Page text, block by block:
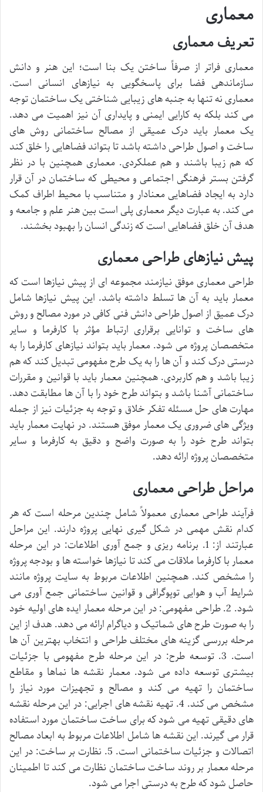
معماری
تعریف معماری
معماری فراتر از صرفاً ساختن یک بنا است؛ این هنر و دانش
سازماندهی فضا برای پاسخگویی به نیازهای انسانی است.
معماری نه تنها به جنبه های زیبایی شناختی یک ساختمان توجه
می کند بلکه به کارایی ایمنی و پایداری آن نیز اهمیت می دهد.
یک معمار باید درک عمیقی از مصالح ساختمانی روش های
ساخت و اصول طراحی داشته باشد تا بتواند فضاهایی را خلق کند
که هم زیبا باشند و هم عملکردی. معماری همچنین با در نظر
گرفتن بستر فرهنگی اجتماعی و محیطی که ساختمان در آن قرار
دارد به ایجاد فضاهایی معنادار و متناسب با محیط اطراف کمک
می کند. به عبارت دیگر معماری پلی است بین هنر علم و جامعه و
هدف آن خلق فضاهایی است که زندگی انسان را بهبود بخشند.
پیش نیازهای طراحی معماری
طراحی معماری موفق نیازمند مجموعه ای از پیش نیازها است که
معمار باید به آن ها تسلط داشته باشد. این پیش نیازها شامل
درک عمیق از اصول طراحی دانش فنی کافی در مورد مصالح و روش
های ساخت و توانایی برقراری ارتباط مؤثر با کارفرما و سایر
متخصصان پروژه می شود. معمار باید بتواند نیازهای کارفرما را به
درستی درک کند و آن ها را به یک طرح مفهومی تبدیل کند که هم
زیبا باشد و هم کاربردی. همچنین معمار باید با قوانین و مقررات
ساختمانی آشنا باشد و بتواند طرح خود را با آن ها مطابقت دهد.
مهارت های حل مسئله تفکر خلاق و توجه به جزئیات نیز از جمله
ویژگی های ضروری یک معمار موفق هستند. در نهایت معمار باید
بتواند طرح خود را به صورت واضح و دقیق به کارفرما و سایر
متخصصان پروژه ارائه دهد.
مراحل طراحی معماری
فرآیند طراحی معماری معمولاً شامل چندین مرحله است که هر
کدام نقش مهمی در شکل گیری نهایی پروژه دارند. این مراحل
عبارتند از: 1. برنامه ریزی و جمع آوری اطلاعات: در این مرحله
معمار با کارفرما ملاقات می کند تا نیازها خواسته ها و بودجه پروژه
را مشخص کند. همچنین اطلاعات مربوط به سایت پروژه مانند
شرایط آب و هوایی توپوگرافی و قوانین ساختمانی جمع آوری می
شود. 2. طراحی مفهومی: در این مرحله معمار ایده های اولیه خود
را به صورت طرح های شماتیک و دیاگرام ارائه می دهد. هدف از این
مرحله بررسی گزینه های مختلف طراحی و انتخاب بهترین آن ها
است. 3. توسعه طرح: در این مرحله طرح مفهومی با جزئیات
بیشتری توسعه داده می شود. معمار نقشه ها نماها و مقاطع
ساختمان را تهیه می کند و مصالح و تجهیزات مورد نیاز را
مشخص می کند. 4. تهیه نقشه های اجرایی: در این مرحله نقشه
های دقیقی تهیه می شود که برای ساخت ساختمان مورد استفاده
قرار می گیرند. این نقشه ها شامل اطلاعات مربوط به ابعاد مصالح
اتصالات و جزئیات ساختمانی است. 5. نظارت بر ساخت: در این
مرحله معمار بر روند ساخت ساختمان نظارت می کند تا اطمینان
حاصل شود که طرح به درستی اجرا می شود.